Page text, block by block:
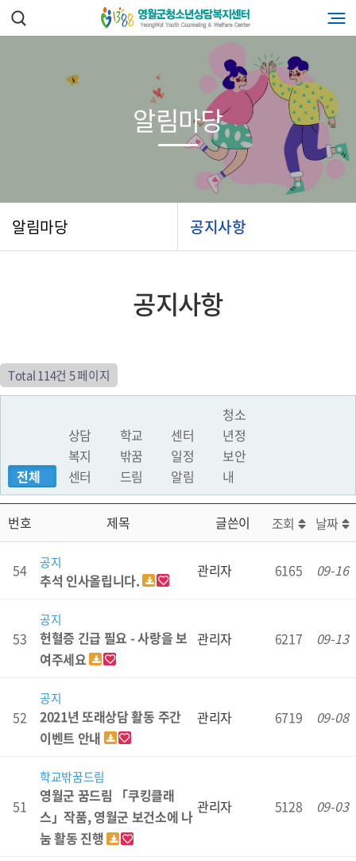
알림마당 공지사항
알림마당
공지사항
Total 114건 5 페이지
전체
상담
복지
센터
학교
밖꿈
드림
센터
일정
알림
청소
년정
보안
내
번호 제목 글쓴이 조회 날짜
54 공지
추석 인사올립니다.
관리자 6165 09-16
53
공지
헌혈증 긴급 필요 - 사랑을 보
여주세요
관리자 6217 09-13
52
공지
2021년 또래상담 활동 주간
이벤트 안내
관리자 6719 09-08
51
학교밖꿈드림
영월군 꿈드림 「쿠킹클래
스」작품, 영월군 보건소에 나
눔 활동 진행
관리자 5128 09-03